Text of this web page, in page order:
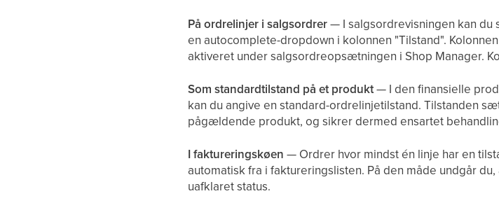
På ordrelinjer i salgsordrer— I salgsordrevisningen kan
en autocomplete-dropdown i kolonnen "Tilstand".
aktiveret under salgsordreopsætningen i Shop Manager.
Som standardtilstand på et produkt— I den finansielle
kan du angive en standard-ordrelinjetilstand. Tilstanden
pågældende produkt, og sikrer dermed ensartet
I faktureringskøen — Ordrer hvor mindst én linje har en
automatisk fra i faktureringslisten. På den måde undgår
uafklaret status.